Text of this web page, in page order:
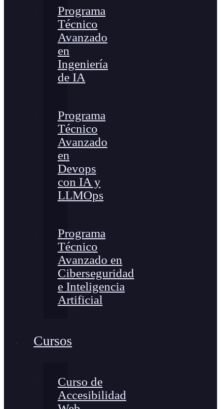
Programa
Técnico
Avanzado
en
Ingeniería
de IA
Programa
Técnico
Avanzado
en
Devops
con IA y
LLMOps
Programa
Técnico
Avanzado en
Ciberseguridad
e Inteligencia
Artificial
Cursos
Curso de
Accesibilidad